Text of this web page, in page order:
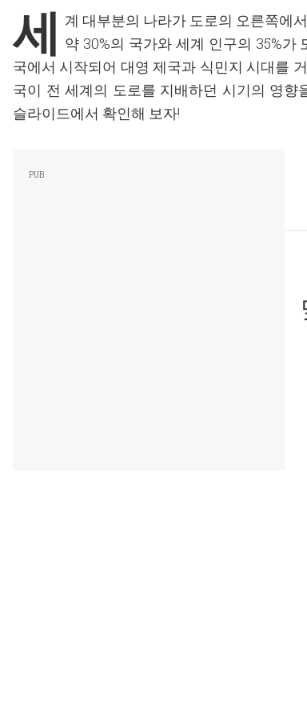
세 계 대부분의 나라가 도로의 오른쪽에
약 30%의 국가와 세계 인구의 35%가
국에서 시작되어 대영 제국과 식민지 시대를
국이 전 세계의 도로를 지배하던 시기의 영
슬라이드에서 확인해 보자!